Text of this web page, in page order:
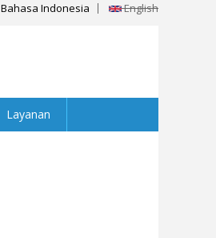
Bahasa Indonesia English
Layanan